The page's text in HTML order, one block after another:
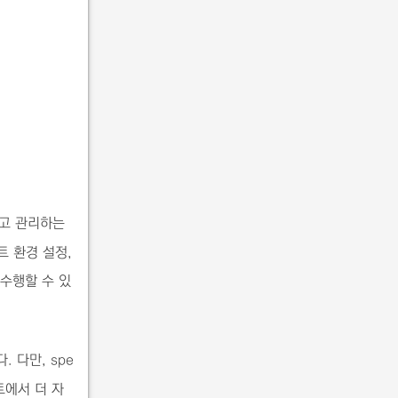
관리하는
환경 설정,
행할 수 있
. 다만, spe
서 더 자